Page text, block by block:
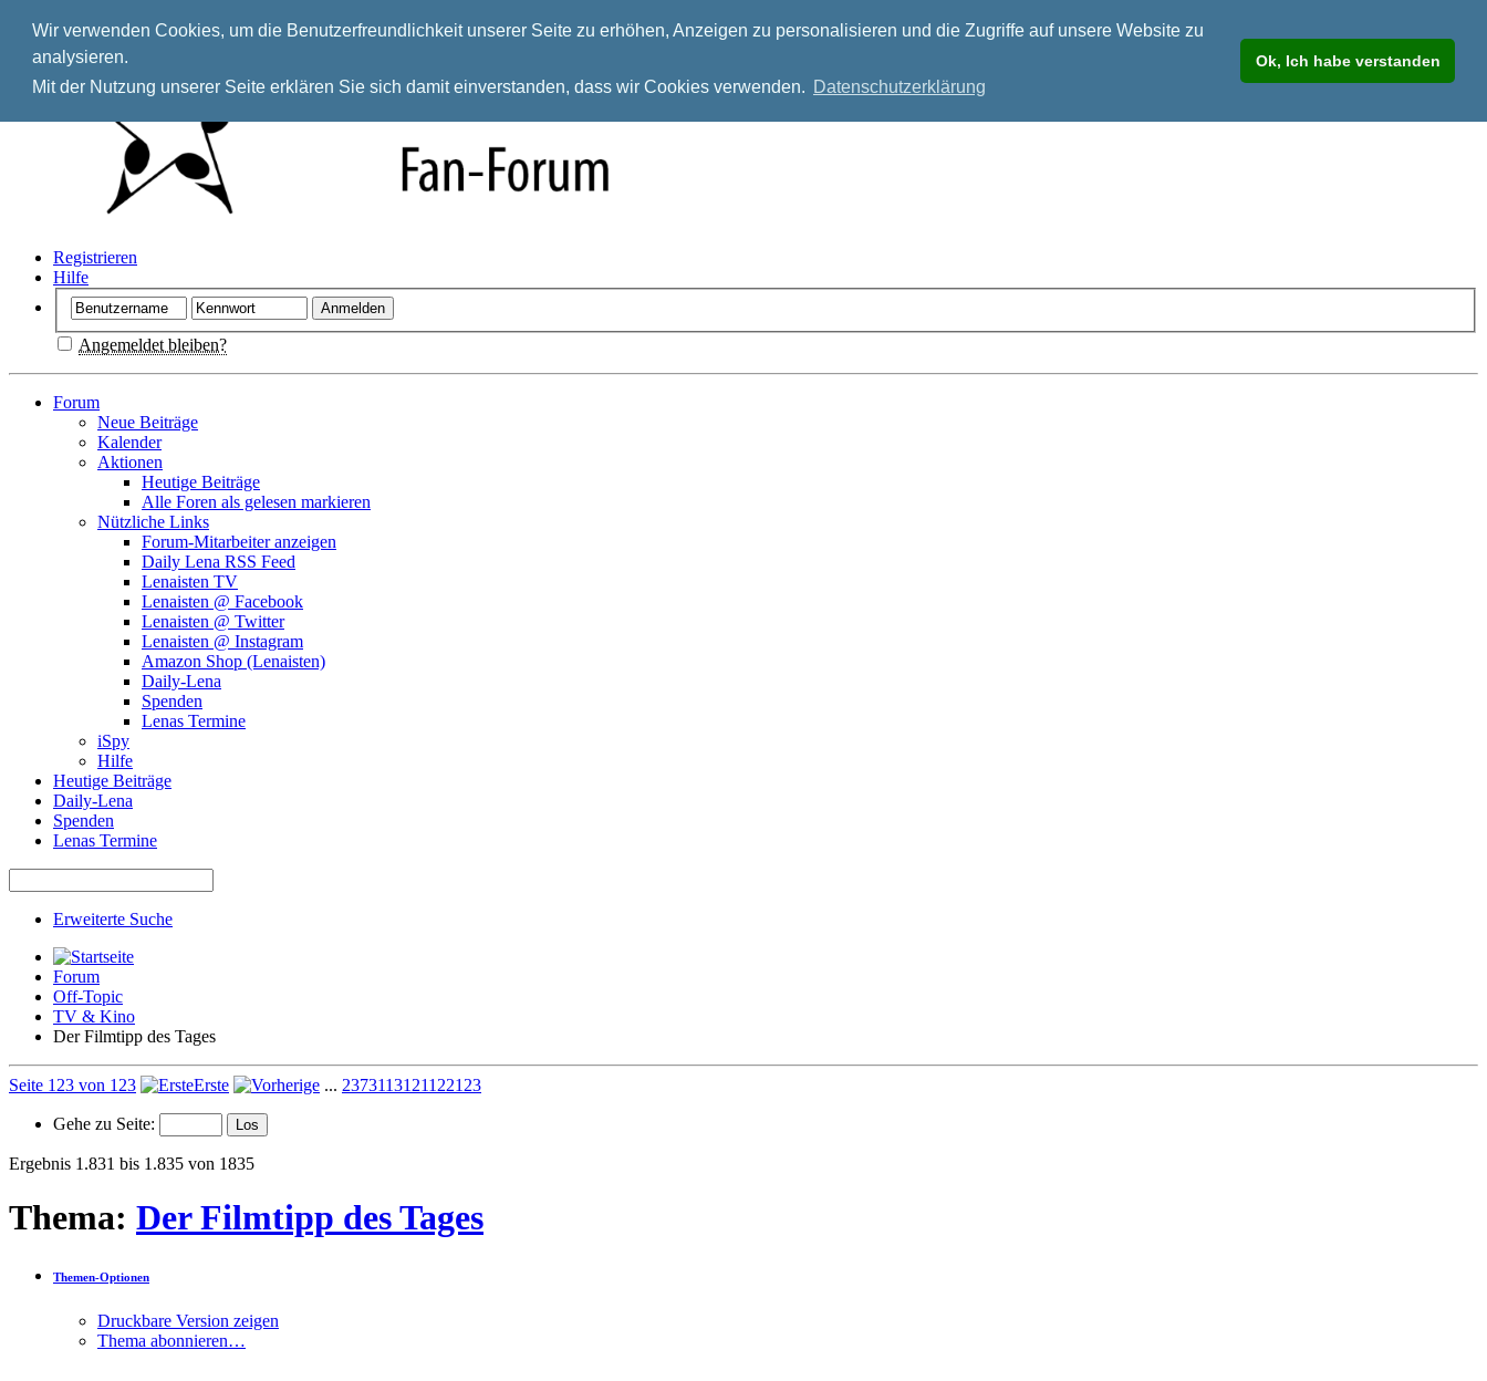
Wir verwenden Cookies, um die Benutzerfreundlichkeit unserer Seite zu erhöhen, Anzeigen zu personalisieren und die Zugriffe auf unsere Website zu
analysieren.
Mit der Nutzung unserer Seite erklären Sie sich damit einverstanden, dass wir Cookies verwenden. Datenschutzerklärung
Ok, Ich habe verstanden
Registrieren
Hilfe
Angemeldet bleiben?
Forum
Neue Beiträge
Kalender
Aktionen
Heutige Beiträge
Alle Foren als gelesen markieren
Nützliche Links
Forum-Mitarbeiter anzeigen
Daily Lena RSS Feed
Lenaisten TV
Lenaisten @ Facebook
Lenaisten @ Twitter
Lenaisten @ Instagram
Amazon Shop (Lenaisten)
Daily-Lena
Spenden
Lenas Termine
iSpy
Hilfe
Heutige Beiträge
Daily-Lena
Spenden
Lenas Termine
Erweiterte Suche
Forum
Off-Topic
TV & Kino
Der Filmtipp des Tages
Seite 123 von 123 Erste ... 2373113121122123
Gehe zu Seite:
Ergebnis 1.831 bis 1.835 von 1835
Thema: Der Filmtipp des Tages
Themen-Optionen
Druckbare Version zeigen
Thema abonnieren…